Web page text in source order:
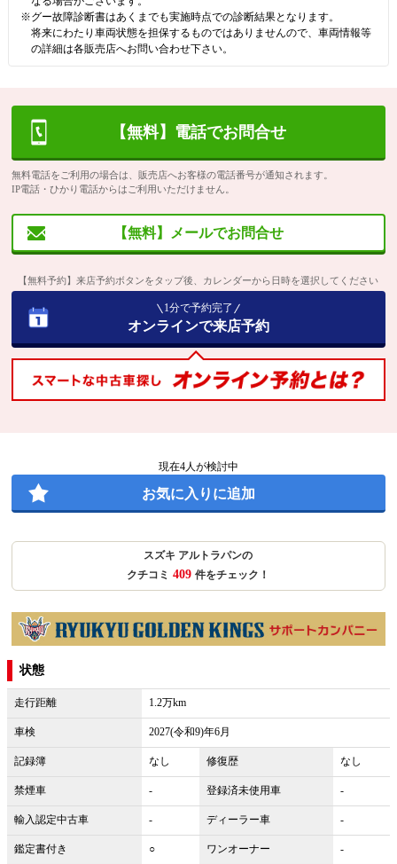
※グー故障診断書はあくまでも実施時点での診断結果となります。
将来にわたり車両状態を担保するものではありませんので、車両情報等
の詳細は各販売店へお問い合わせ下さい。
【無料】電話でお問合せ
無料電話をご利用の場合は、販売店へお客様の電話番号が通知されます。
IP電話・ひかり電話からはご利用いただけません。
【無料】メールでお問合せ
【無料予約】来店予約ボタンをタップ後、カレンダーから日時を選択してください
1分で予約完了
オンラインで来店予約
現在4人が検討中
お気に入りに追加
スズキ アルトラパンの
クチコミ 409 件をチェック！
状態
走行距離 1.2万km
車検 2027(令和9)年6月
記録簿 なし 修復歴 なし
禁煙車 - 登録済未使用車 -
輸入認定中古車 - ディーラー車 -
鑑定書付き ○ ワンオーナー -